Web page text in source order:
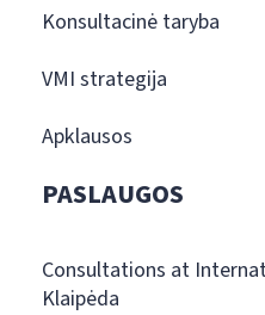
Konsultacinė taryba
VMI strategija
Apklausos
PASLAUGOS
Consultations at
Klaipėda